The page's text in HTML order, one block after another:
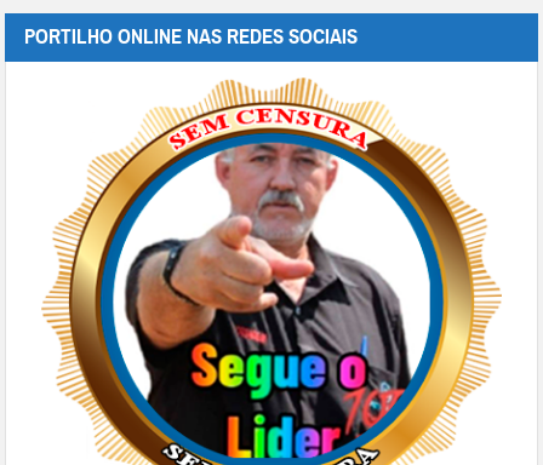
PORTILHO ONLINE NAS REDES SOCIAIS